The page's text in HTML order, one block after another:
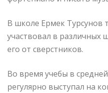
В школе Ермек Турсунов
участвовал в различных
его от сверстников.
Во время учебы в
регулярно выступал на